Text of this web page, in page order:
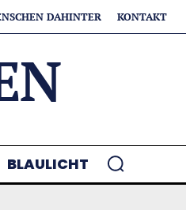
DAHINTER KONTAKT
BLAULICHT